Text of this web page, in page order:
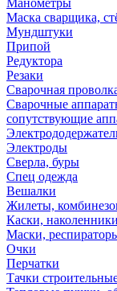
Манометры
Маска сварщика,
Мундштуки
Припой
Редуктора
Резаки
Сварочная
Сварочные
сопутствующие
Электроды
Сверла, буры
Спец одежда
Вешалки
Жилеты,
Каски,
Маски,
Очки
Перчатки
Тачки